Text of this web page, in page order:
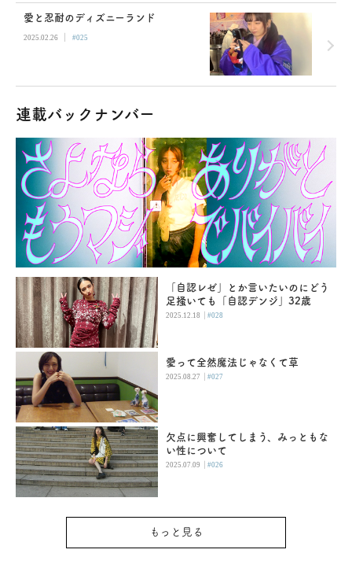
愛と忍耐のディズニーランド
2025.02.26 | #025
連載バックナンバー
「自認レゼ」とか言いたいのにどう
足掻いても「自認デンジ」32歳
2025.12.18 |#028
愛って全然魔法じゃなくて草
2025.08.27 |#027
欠点に興奮してしまう、みっともな
い性について
2025.07.09 |#026
もっと見る